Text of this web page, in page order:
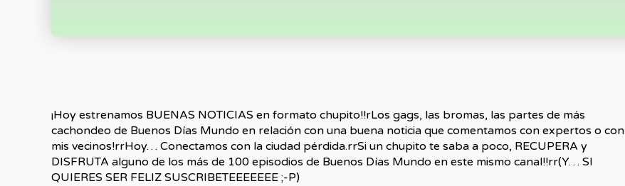
¡Hoy estrenamos BUENAS NOTICIAS en formato chupito!!rLos gags, las bromas, las partes de más
cachondeo de Buenos Días Mundo en relación con una buena noticia que comentamos con expertos o con
mis vecinos!rrHoy… Conectamos con la ciudad pérdida.rrSi un chupito te saba a poco, RECUPERA y
DISFRUTA alguno de los más de 100 episodios de Buenos Días Mundo en este mismo canal!!rr(Y… SI
QUIERES SER FELIZ SUSCRIBETEEEEEEE ;-P)